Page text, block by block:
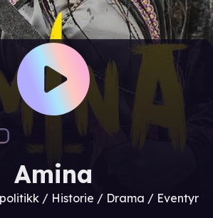
Amina
/ Historie / Drama / Eventyr